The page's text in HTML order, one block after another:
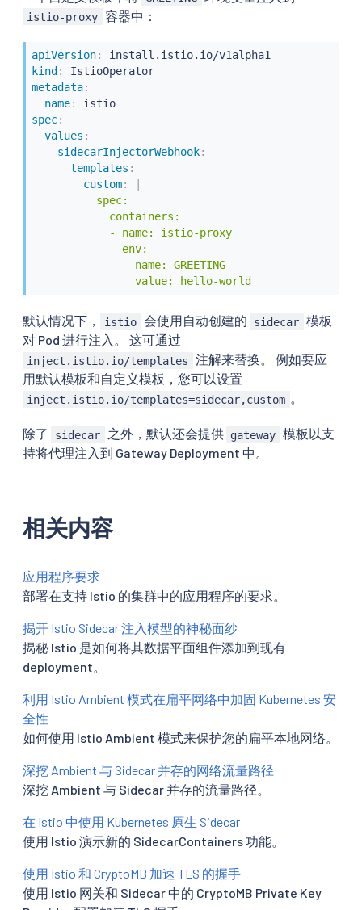
istio-proxy 容器中：
apiVersion:
install.istio.io/v1alpha1
kind :
IstioOperator
metadata:
name:
istio
spec:
values :
sidecarInjectorWebhook:
templates :
custom:
          spec:
            containers:
            - name: istio-proxy
              env:
              - name: GREETING
                value: hello-world
默认情况下， istio 会使用自动创建的 sidecar 模板
对 Pod 进行注入。 这可通过
inject.istio.io/templates
注解来替换。 例如要应
用默认模板和自定义模板，您可以设置
inject.istio.io/templates=sidecar,custom 。
除了 sidecar 之外，默认还会提供 gateway 模板以支
持将代理注入到 Gateway Deployment 中。
相关内容
应用程序要求
部署在支持 Istio 的集群中的应用程序的要求。
揭开 Istio Sidecar 注入模型的神秘面纱
揭秘 Istio 是如何将其数据平面组件添加到现有
deployment。
利用 Istio Ambient 模式在扁平网络中加固 Kubernetes 安
全性
如何使用 Istio Ambient 模式来保护您的扁平本地网络。
深挖 Ambient 与 Sidecar 并存的网络流量路径
深挖 Ambient 与 Sidecar 并存的流量路径。
在 Istio 中使用 Kubernetes 原生 Sidecar
使用 Istio 演示新的 SidecarContainers 功能。
使用 Istio 和 CryptoMB 加速 TLS 的握手
使用 Istio 网关和 Sidecar 中的 CryptoMB Private Key